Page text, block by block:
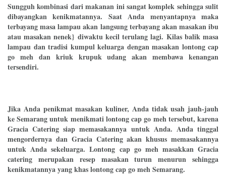
Sungguh kombinasi dari makanan ini sangat komplek sehingga sulit
dibayangkan kenikmatannya. Saat Anda menyantapnya maka
terbayang masa lampau akan langsung terbayang akan masakan ibu
atau masakan nenek} diwaktu kecil terulang lagi. Kilas balik masa
lampau dan tradisi kumpul keluarga dengan masakan lontong cap
go meh dan kriuk krupuk udang akan membawa kenangan
tersendiri.
Jika Anda penikmat masakan kuliner, Anda tidak usah jauh-jauh
ke Semarang untuk menikmati lontong cap go meh tersebut, karena
Gracia Catering siap memasakannya untuk Anda. Anda tinggal
mengordernya dan Gracia Catering akan khusus memasakannya
untuk Anda sekeluarga. Lontong cap go meh masakkan Gracia
catering merupakan resep masakan turun menurun sehingga
kenikmatannya yang khas lontong cap go meh Semarang.